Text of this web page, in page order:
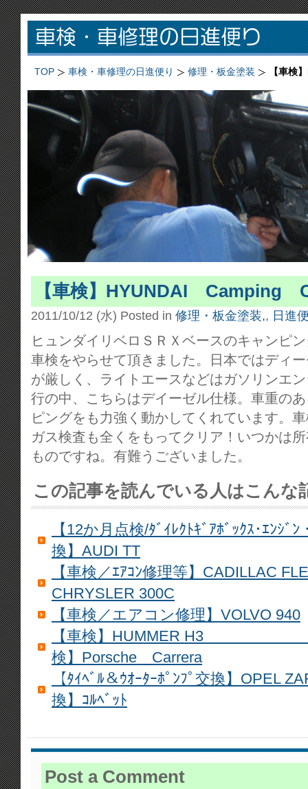
TOP 車検・車修理の日進便り 修理・板金塗装 【車検
【車検】HYUNDAI Camping
2011/10/12 (水) Posted in 修理・板金塗装,, 日進
ヒュンダイリベロＳＲＸベースのキャンピ
車検をやらせて頂きました。日本ではディ
が厳しく、ライトエースなどはガソリンエ
行の中、こちらはデイーゼル仕様。 車重の
ピングをも力強く動かしてくれています。
ガス検査も全くをもってクリア！いつかは
ものですね。有難うございました。
この記事を読んでいる人はこんな
【12か月点検/ﾀﾞｲﾚｸﾄｷﾞｱﾎﾞｯｸｽ･ｴﾝｼﾞﾝ
換】AUDI TT
【車検／ｴｱｺﾝ修理等】CADILLAC
CHRYSLER 300C
【車検／エアコン修理】VOLVO 940
【車検】
検】Porsche Carrera
【ﾀｲﾍﾞﾙ＆ｳｵｰﾀｰﾎﾟﾝﾌﾟ交換】OPEL
換】ｺﾙﾍﾞｯﾄ
Post a Comment